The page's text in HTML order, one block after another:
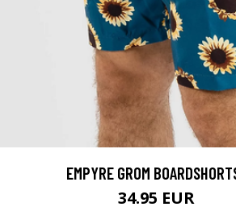
EMPYRE GROM
34.95 EUR